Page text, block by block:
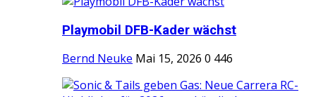
Playmobil DFB-Kader wächst
Bernd Neuke Mai 15, 2026 0 446